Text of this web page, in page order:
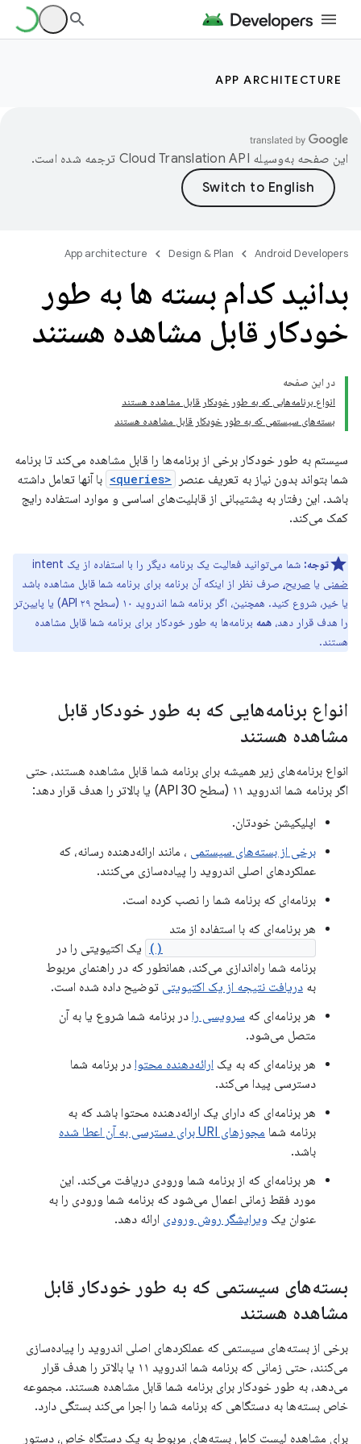
APP ARCHITECTURE
این صفحه به‌وسیله ترجمه شده است.
Android Developers
Design & Plan
App architecture
بدانید کدام بسته ها به طور
خودکار قابل مشاهده هستند
در این صفحه
انواع برنامه‌هایی که به طور خودکار قابل مشاهده هستند
بسته‌های سیستمی که به طور خودکار قابل مشاهده هستند
سیستم به طور خودکار برخی از برنامه‌ها را قابل مشاهده می‌کند تا برنامه
شما بتواند بدون نیاز به تعریف عنصر
<queries>
با آنها تعامل داشته
باشد. این رفتار به پشتیبانی از قابلیت‌های اساسی و موارد استفاده رایج
کمک می‌کند.
توجه: شما می‌توانید فعالیت یک برنامه دیگر را با استفاده از یک intent
ضمنی یا صریح، صرف نظر از اینکه آن برنامه برای برنامه شما قابل مشاهده باشد
یا خیر، شروع کنید. همچنین، اگر برنامه شما اندروید ۱۰ (سطح API ۲۹) یا پایین‌تر
را هدف قرار دهد، همه برنامه‌ها به طور خودکار برای برنامه شما قابل مشاهده
هستند.
انواع برنامه‌هایی که به طور خودکار قابل
مشاهده هستند
انواع برنامه‌های زیر همیشه برای برنامه شما قابل مشاهده هستند، حتی
اگر برنامه شما اندروید ۱۱ (سطح API 30) یا بالاتر را هدف قرار دهد:
اپلیکیشن خودتان.
برخی از بسته‌های سیستمی ، مانند ارائه‌دهنده رسانه، که
عملکردهای اصلی اندروید را پیاده‌سازی می‌کنند.
برنامه‌ای که برنامه شما را نصب کرده است.
هر برنامه‌ای که با استفاده از متد
یک اکتیویتی را در
برنامه شما راه‌اندازی می‌کند، همانطور که در راهنمای مربوط
به دریافت نتیجه از یک اکتیویتی توضیح داده شده است.
هر برنامه‌ای که سرویسی را در برنامه شما شروع یا به آن
متصل می‌شود.
هر برنامه‌ای که به یک ارائه‌دهنده محتوا در برنامه شما
دسترسی پیدا می‌کند.
هر برنامه‌ای که دارای یک ارائه‌دهنده محتوا باشد که به
برنامه شما مجوزهای URI برای دسترسی به آن اعطا شده
باشد.
هر برنامه‌ای که از برنامه شما ورودی دریافت می‌کند. این
مورد فقط زمانی اعمال می‌شود که برنامه شما ورودی را به
عنوان یک ویرایشگر روش ورودی ارائه دهد.
بسته‌های سیستمی که به طور خودکار قابل
مشاهده هستند
برخی از بسته‌های سیستمی که عملکردهای اصلی اندروید را پیاده‌سازی
می‌کنند، حتی زمانی که برنامه شما اندروید ۱۱ یا بالاتر را هدف قرار
می‌دهد، به طور خودکار برای برنامه شما قابل مشاهده هستند. مجموعه
خاص بسته‌ها به دستگاهی که برنامه شما را اجرا می‌کند بستگی دارد.
برای مشاهده لیست کامل بسته‌های مربوط به یک دستگاه خاص، دستور